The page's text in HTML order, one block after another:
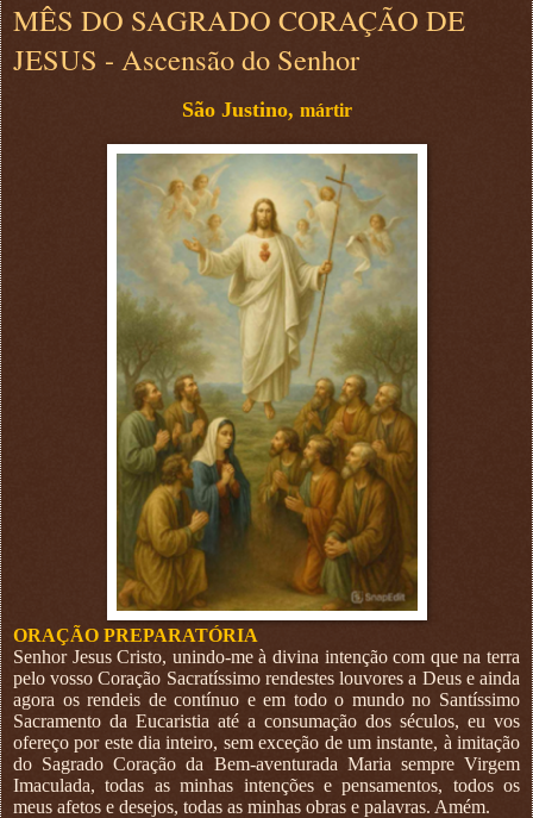
MÊS DO SAGRADO CORAÇÃO DE
JESUS - Ascensão do Senhor
São Justino, mártir
ORAÇÃO PREPARATÓRIA
Senhor Jesus Cristo, unindo-me à divina intenção com que na terra
pelo vosso Coração Sacratíssimo rendestes louvores a Deus e ainda
agora os rendeis de contínuo e em todo o mundo no Santíssimo
Sacramento da Eucaristia até a consumação dos séculos, eu vos
ofereço por este dia inteiro, sem exceção de um instante, à imitação
do Sagrado Coração da Bem-aventurada Maria sempre Virgem
Imaculada, todas as minhas intenções e pensamentos, todos os
meus afetos e desejos, todas as minhas obras e palavras. Amém.